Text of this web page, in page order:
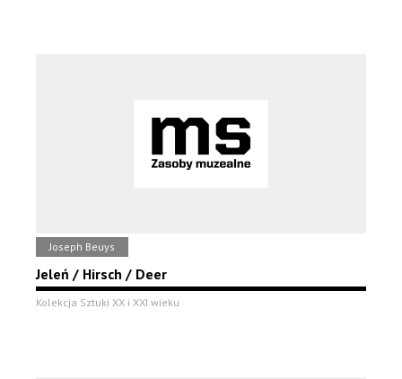
Joseph Beuys
Jeleń / Hirsch / Deer
Kolekcja Sztuki XX i XXI wieku